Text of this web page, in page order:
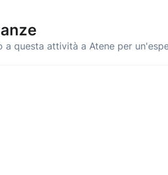
questa attività a Atene per